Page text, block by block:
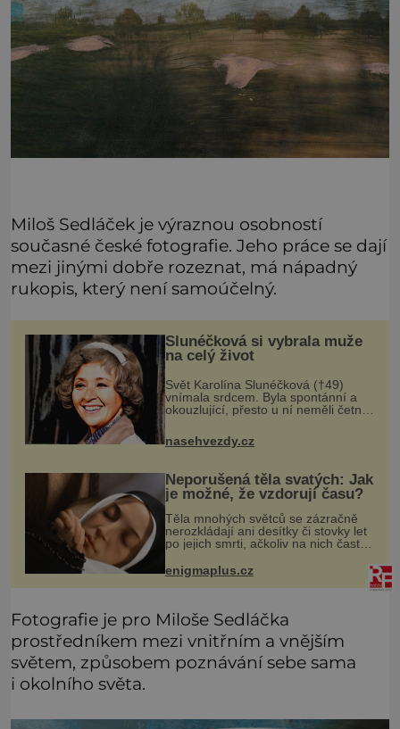
Miloš Sedláček je výraznou osobností
současné české fotografie. Jeho práce se dají
mezi jinými dobře rozeznat, má nápadný
rukopis, který není samoúčelný.
Slunéčková si vybrala muže
na celý život
Svět Karolína Slunéčková (†49)
vnímala srdcem. Byla spontánní a
okouzlující, přesto u ní neměli četní
obdivovatelé nejmenší šanci. Měla
všechny předpoklady stát se
hvězdou, ale Karolína Slunéčková
nasehvezdy.cz
Neporušená těla svatých: Jak
je možné, že vzdorují času?
Těla mnohých světců se zázračně
nerozkládají ani desítky či stovky let
po jejich smrti, ačkoliv na nich často
jiné pokusy o konzervaci.
Neporušené ostatky bývají považo
enigmaplus.cz
Fotografie je pro Miloše Sedláčka
prostředníkem mezi vnitřním a vnějším
světem, způsobem poznávání sebe sama
i okolního světa.